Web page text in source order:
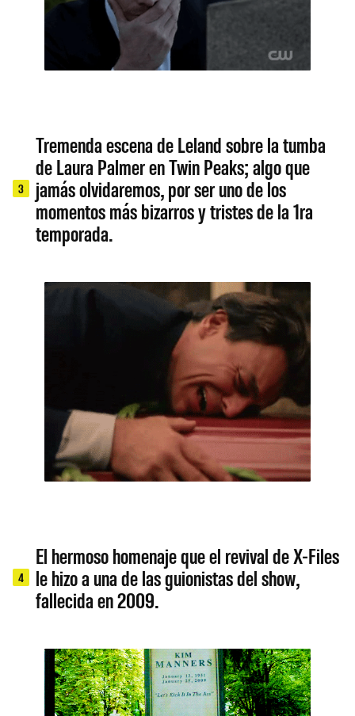
3
Tremenda escena de Leland sobre la tumba
de Laura Palmer en Twin Peaks; algo que
jamás olvidaremos, por ser uno de los
momentos más bizarros y tristes de la 1ra
temporada.
4
El hermoso homenaje que el revival de X-Files
le hizo a una de las guionistas del show,
fallecida en 2009.